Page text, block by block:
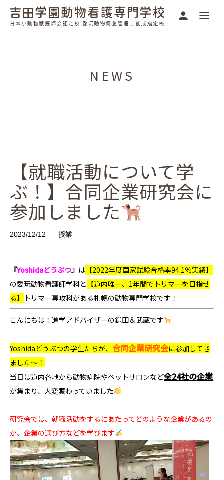
NEWS
【就職活動について学
ぶ！】合同企業研究会に
参加しました
2023/12/12 授業
『Yoshidaどうぶつ』 は 【2022年度国家試験合格率94.1％実績】
の愛玩動物看護師学科と 【道内唯一、1年間でトリマーを目指せ
る】
トリマー専攻科がある札幌の動物専門学校です！
こんにちは！進学アドバイザーの鎌田＆武蔵です
Yoshidaどうぶつの学生たちが、 合同企業研究会に参加してき
ました～！
当日は道内各地から動物病院やペットサロンなど全24社の企業
が集まり、大変賑わっていました
研究会では、就職活動をするにあたってどのような企業があるの
か、企業の選び方などを学びます